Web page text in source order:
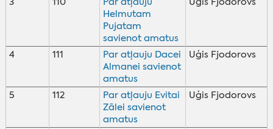
Helmutam
Pujatam
savienot amatus
4 111
Par atļauju Dacei
Almanei savienot
amatus
Uģis Fjodorovs
5 112
Par atļauju Evitai
Zālei savienot
amatus
Uģis Fjodorovs